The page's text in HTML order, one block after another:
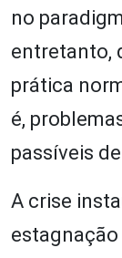
no
entretanto,
prática
é,
passíveis
A crise